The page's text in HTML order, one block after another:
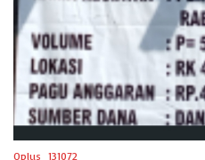
Oplus_131072